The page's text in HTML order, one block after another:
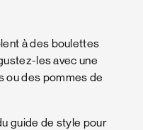
à des boulettes
les avec une
ou des pommes de
guide de style pour